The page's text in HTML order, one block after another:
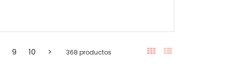
9 10 > 368 productos